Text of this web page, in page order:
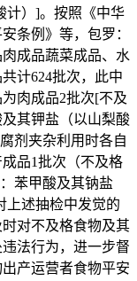
计）]。按照《中华
条例》等，包罗：
成品蔬菜成品、水
计624批次，此中
肉成品2批次[不及
其钾盐（以山梨酸
剂夹杂利用时各自
品1批次（不及格
苯甲酸及其钠盐
上述抽检中发觉的
对不及格食物及其
法行为，进一步督
产运营者食物平安